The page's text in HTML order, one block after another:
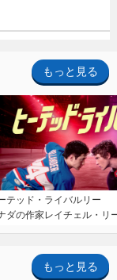
もっと見る
テッド・ライバルリー
ダの作家レイチェル・リ
もっと見る